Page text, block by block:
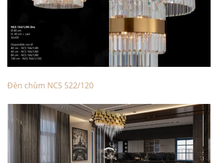
Đèn chùm NCS 522/120